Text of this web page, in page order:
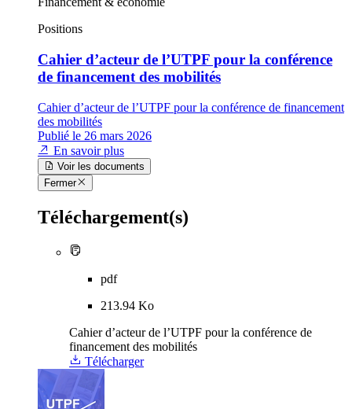
Positions
Cahier d’acteur de l’UTPF pour la conférence
de financement des mobilités
Cahier d’acteur de l’UTPF pour la conférence de financement
des mobilités
Publié le 26 mars 2026
En savoir plus
Voir les documents
Fermer
Téléchargement(s)
pdf
213.94 Ko
Cahier d’acteur de l’UTPF pour la conférence de
financement des mobilités
Télécharger